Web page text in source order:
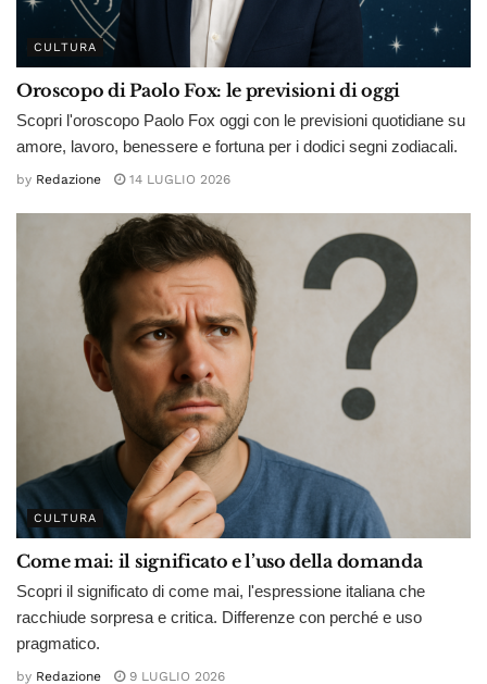
CULTURA
Oroscopo di Paolo Fox: le previsioni di oggi
Scopri l'oroscopo Paolo Fox oggi con le previsioni quotidiane su
amore, lavoro, benessere e fortuna per i dodici segni zodiacali.
by Redazione 14 LUGLIO 2026
CULTURA
Come mai: il significato e l’uso della domanda
Scopri il significato di come mai, l'espressione italiana che
racchiude sorpresa e critica. Differenze con perché e uso
pragmatico.
by Redazione 9 LUGLIO 2026